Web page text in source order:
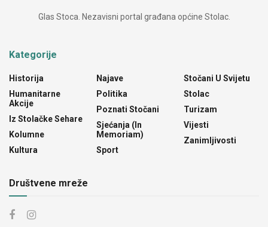
Glas Stoca. Nezavisni portal građana općine Stolac.
Kategorije
Historija
Humanitarne
Akcije
Iz Stolačke Sehare
Kolumne
Kultura
Najave
Politika
Poznati Stočani
Sjećanja (In
Memoriam)
Sport
Stočani U Svijetu
Stolac
Turizam
Vijesti
Zanimljivosti
Društvene mreže